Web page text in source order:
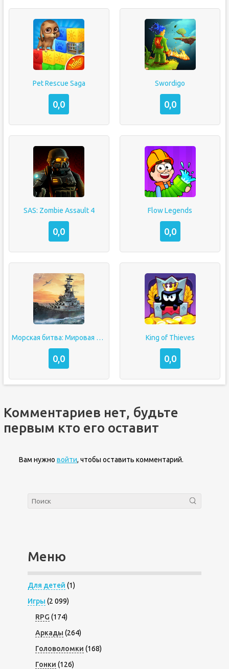
Pet Rescue Saga
0,0
Swordigo
0,0
SAS: Zombie Assault 4
0,0
Flow Legends
0,0
Морская битва: Мировая война
0,0
King of Thieves
0,0
Комментариев нет, будьте
первым кто его оставит
Вам нужно войти, чтобы оставить комментарий.
Меню
Для детей (1)
Игры (2 099)
RPG (174)
Аркады (264)
Головоломки (168)
Гонки (126)